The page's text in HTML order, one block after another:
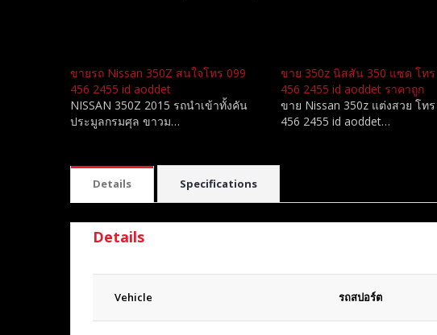
ขายรถ Nissan 350Z สนใจโทร 099
456 2455 id aoddet
NISSAN 350Z 2015 รถนำเข้าทั้งคัน
ประมูลกรมศุล ขาวม…
ขาย 350z นิสสัน 350 แซด โทร
456 2455 id aoddet ราคาถูก
ขาย Nissan 350z แต่งสวย โท
456 2455 id aoddet…
Details Specifications
Details
Vehicle รถสปอร์ต